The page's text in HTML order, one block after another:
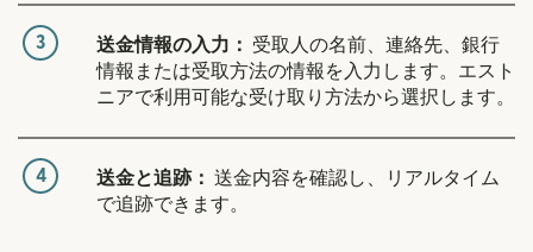
3 送金情報の入力：
受取人の名前、連絡先、銀行
情報または受取方法の情報を入力します。エスト
ニアで利用可能な受け取り方法から選択します。
4 送金と追跡： 送金内容を確認し、リアルタイム
で追跡できます。